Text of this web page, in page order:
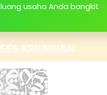
usaha Anda bangkit
KEILMUAN